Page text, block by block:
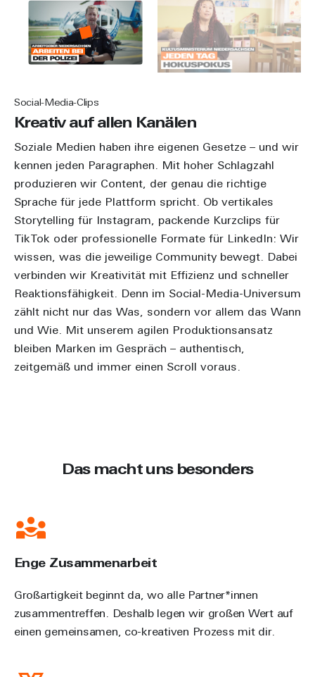
Social-Media-Clips
Kreativ auf allen Kanälen
Soziale Medien haben ihre eigenen Gesetze – und wir
kennen jeden Paragraphen. Mit hoher Schlagzahl
produzieren wir Content, der genau die richtige
Sprache für jede Plattform spricht. Ob vertikales
Storytelling für Instagram, packende Kurzclips für
TikTok oder professionelle Formate für LinkedIn: Wir
wissen, was die jeweilige Community bewegt. Dabei
verbinden wir Kreativität mit Effizienz und schneller
Reaktionsfähigkeit. Denn im Social-Media-Universum
zählt nicht nur das Was, sondern vor allem das Wann
und Wie. Mit unserem agilen Produktionsansatz
bleiben Marken im Gespräch – authentisch,
zeitgemäß und immer einen Scroll voraus.
Das macht uns besonders
Enge Zusammenarbeit
Großartigkeit beginnt da, wo alle Partner*innen
zusammentreffen. Deshalb legen wir großen Wert auf
einen gemeinsamen, co-kreativen Prozess mit dir.